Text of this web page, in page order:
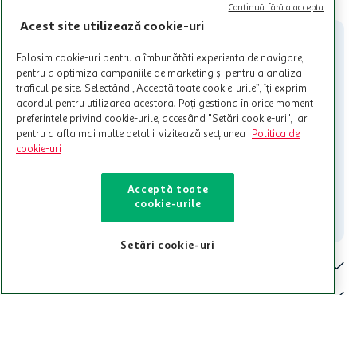
Cardul poate fi utilizat doar in legatura cu magazinele Auchan
participante și pentru acțiuni promotionale indicate de Auchan si
nu raspunde pentru imposibilitatea utilizarii Cardului in perioada in
care aceste este suspendat sau in perioada in care sunt efectuate
intretineri sau reparatii tehnice la sistemul de utilizarea al Cardului.
Contacteaza-ne!
021-9141 contact@auchan.ro
Contact
Cine suntem
Acest site utilizează cookie-uri
Folosim cookie-uri pentru a îmbunătăți experiența de navigare,
pentru a optimiza campaniile de marketing și pentru a analiza
traficul pe site. Selectând „Acceptă toate cookie-urile”, îți exprimi
acordul pentru utilizarea acestora. Poți gestiona în orice moment
preferințele privind cookie-urile, accesând "Setări cookie-uri", iar
pentru a afla mai multe detalii, vizitează secțiunea
Politica de
cookie-uri
Acceptă toate
cookie-urile
Setări cookie-uri
Continuă fără a accepta